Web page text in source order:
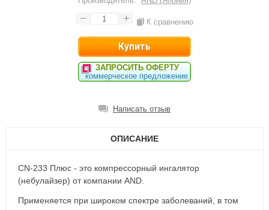
К сравнению
ЗАПРОСИТЬ ОФЕРТУ
коммерческое предложение
Написать отзыв
ОПИСАНИЕ
CN-233 Плюс - это компрессорный ингалятор
(небулайзер) от компании AND.
Применяется при широком спектре заболеваний, в том